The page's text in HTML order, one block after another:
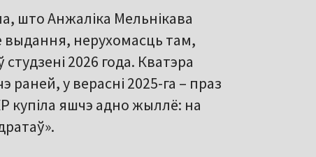
што Анжаліка Мельнікава
нерухомасць там,
2026 года. Кватэра
у верасні 2025-га – праз
купіла яшчэ адно жыллё: на